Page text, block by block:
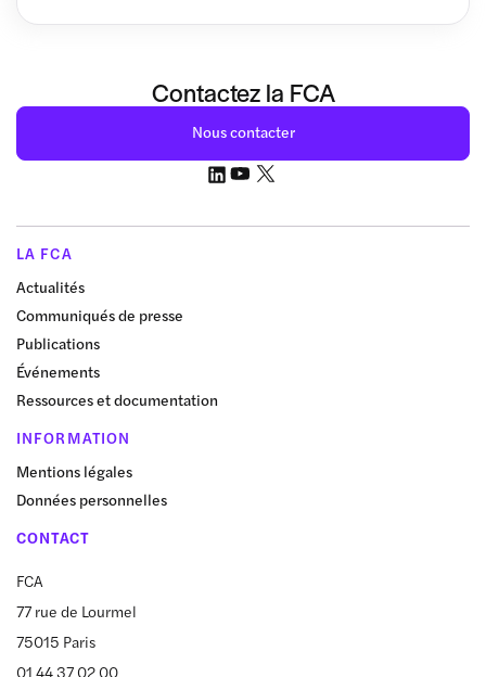
Contactez la FCA
Nous contacter
LA FCA
Actualités
Communiqués de presse
Publications
Événements
Ressources et documentation
INFORMATION
Mentions légales
Données personnelles
CONTACT
FCA
77 rue de Lourmel
75015 Paris
01 44 37 02 00